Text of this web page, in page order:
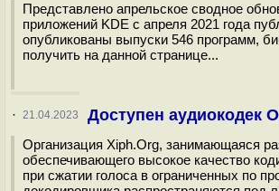
Представлено апрельское сводное
приложений KDE c апреля 2021 года
опубликованы выпуски 546 программ,
получить на данной странице...
· 21.04.2023 Доступен аудиокодек
Организация Xiph.Org, занимающаяся
обеспечивающего высокое качество
при сжатии голоса в ограниченных по